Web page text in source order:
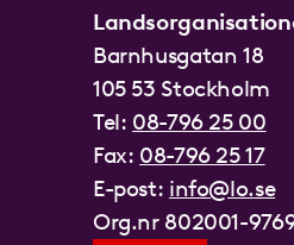
Barnhusgatan 18
105 53 Stockholm
Tel: 08-796 25 00
Fax: 08-796 25 17
E-post: info@lo.se
Org.nr 802001-